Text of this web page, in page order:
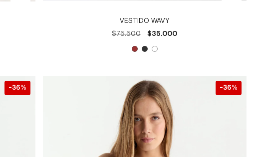
VESTIDO WAVY
$75.500
$35.000
36% 36%